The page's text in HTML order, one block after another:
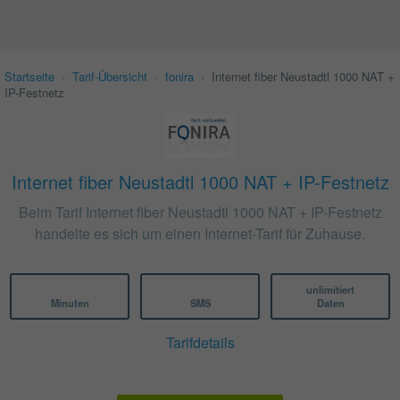
Startseite Tarif-Übersicht fonira
Internet fiber Neustadtl 1000 NAT +
IP-Festnetz
Internet fiber Neustadtl 1000 NAT + IP-Festnetz
Beim Tarif Internet fiber Neustadtl 1000 NAT + IP-Festnetz
handelte es sich um einen Internet-Tarif für Zuhause.
Minuten SMS
unlimitiert
Daten
Tarifdetails